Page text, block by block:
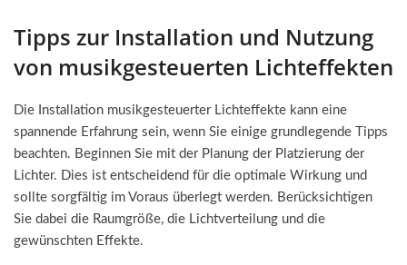
Tipps zur Installation und Nutzung
von musikgesteuerten Lichteffekten
Die Installation musikgesteuerter Lichteffekte kann eine
spannende Erfahrung sein, wenn Sie einige grundlegende Tipps
beachten. Beginnen Sie mit der Planung der Platzierung der
Lichter. Dies ist entscheidend für die optimale Wirkung und
sollte sorgfältig im Voraus überlegt werden. Berücksichtigen
Sie dabei die Raumgröße, die Lichtverteilung und die
gewünschten Effekte.